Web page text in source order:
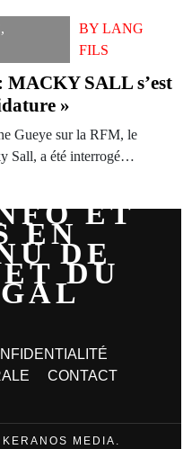
,
BYLANG
FILS
MACKY SALL s’est
»
Gueye sur la RFM, le
Sall, a été interrogé…
ET
EN
DE
DU
CONTACT
MEDIA.